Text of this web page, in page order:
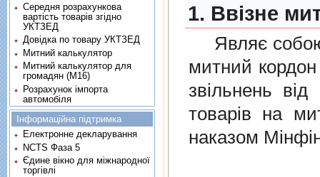
1. Ввізне
Являє собою
митний
звiльнень вiд
товарiв на
наказом
Середня розрахункова
вартість товарів згідно
УКТЗЕД
Довідка по товару УКТЗЕД
Митний калькулятор
Митний калькулятор для
громадян (М16)
Розрахунок імпорта
автомобіля
Інформаційна підтримка
Електронне декларування
NCTS Фаза 5
Єдине вікно для міжнародної
торгівлі